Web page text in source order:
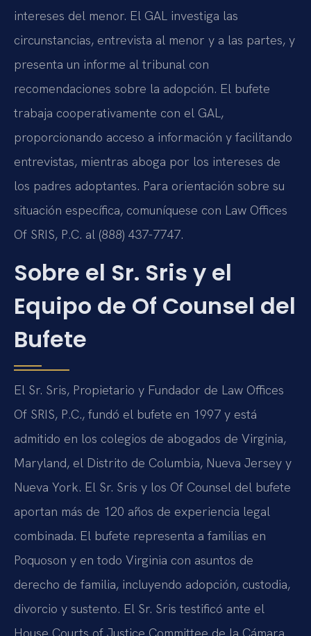
intereses del menor. El GAL investiga las
circunstancias, entrevista al menor y a las partes, y
presenta un informe al tribunal con
recomendaciones sobre la adopción. El bufete
trabaja cooperativamente con el GAL,
proporcionando acceso a información y facilitando
entrevistas, mientras aboga por los intereses de
los padres adoptantes. Para orientación sobre su
situación específica, comuníquese con Law Offices
Of SRIS, P.C. al (888) 437-7747.
Sobre el Sr. Sris y el
Equipo de Of Counsel del
Bufete
El Sr. Sris, Propietario y Fundador de Law Offices
Of SRIS, P.C., fundó el bufete en 1997 y está
admitido en los colegios de abogados de Virginia,
Maryland, el Distrito de Columbia, Nueva Jersey y
Nueva York. El Sr. Sris y los Of Counsel del bufete
aportan más de 120 años de experiencia legal
combinada. El bufete representa a familias en
Poquoson y en todo Virginia con asuntos de
derecho de familia, incluyendo adopción, custodia,
divorcio y sustento. El Sr. Sris testificó ante el